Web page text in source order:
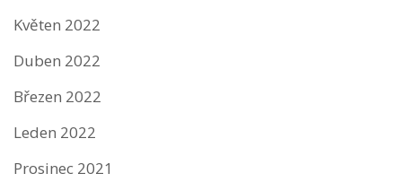
Květen 2022
Duben 2022
Březen 2022
Leden 2022
Prosinec 2021